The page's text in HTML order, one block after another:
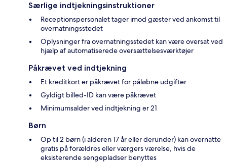
Særlige indtjekningsinstruktioner
Receptionspersonalet tager imod gæster ved ankomst til
overnatningsstedet
Oplysninger fra overnatningsstedet kan være oversat ved
hjælp af automatiserede oversættelsesværktøjer
Påkrævet ved indtjekning
Et kreditkort er påkrævet for påløbne udgifter
Gyldigt billed-ID kan være påkrævet
Minimumsalder ved indtjekning er 21
Børn
Op til 2 børn (i alderen 17 år eller derunder) kan overnatte
gratis på forældres eller værgers værelse, hvis de
eksisterende sengepladser benyttes